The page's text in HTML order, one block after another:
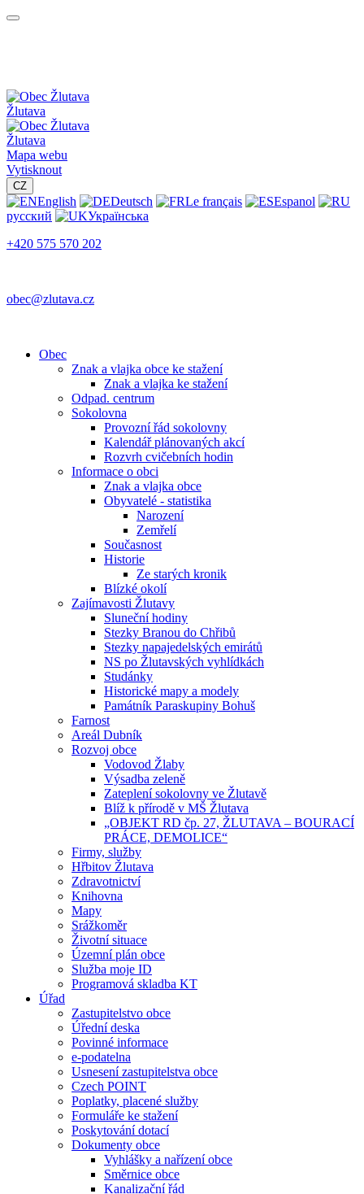
Žlutava
Žlutava
Mapa webu
Vytisknout
CZ
English Deutsch Le français
Espanol
русский
Українська
+420 575 570 202
obec@zlutava.cz
Obec
Znak a vlajka obce ke stažení
Znak a vlajka ke stažení
Odpad. centrum
Sokolovna
Provozní řád sokolovny
Kalendář plánovaných akcí
Rozvrh cvičebních hodin
Informace o obci
Znak a vlajka obce
Obyvatelé - statistika
Narození
Zemřelí
Současnost
Historie
Ze starých kronik
Blízké okolí
Zajímavosti Žlutavy
Sluneční hodiny
Stezky Branou do Chřibů
Stezky napajedelských emirátů
NS po Žlutavských vyhlídkách
Studánky
Historické mapy a modely
Památník Paraskupiny Bohuš
Farnost
Areál Dubník
Rozvoj obce
Vodovod Žlaby
Výsadba zeleně
Zateplení sokolovny ve Žlutavě
Blíž k přírodě v MŠ Žlutava
„OBJEKT RD čp. 27, ŽLUTAVA – BOURACÍ
PRÁCE, DEMOLICE“
Firmy, služby
Hřbitov Žlutava
Zdravotnictví
Knihovna
Mapy
Srážkoměr
Životní situace
Územní plán obce
Služba moje ID
Programová skladba KT
Úřad
Zastupitelstvo obce
Úřední deska
Povinné informace
e-podatelna
Usnesení zastupitelstva obce
Czech POINT
Poplatky, placené služby
Formuláře ke stažení
Poskytování dotací
Dokumenty obce
Vyhlášky a nařízení obce
Směrnice obce
Kanalizační řád